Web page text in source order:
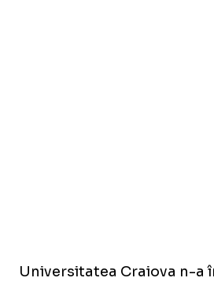
Universitatea Craiova n-a